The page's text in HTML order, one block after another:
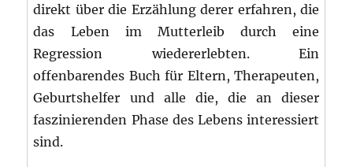
direkt über die Erzählung derer erfahren, die
das Leben im Mutterleib durch eine
Regression wiedererlebten. Ein
offenbarendes Buch für Eltern, Therapeuten,
Geburtshelfer und alle die, die an dieser
faszinierenden Phase des Lebens interessiert
sind.